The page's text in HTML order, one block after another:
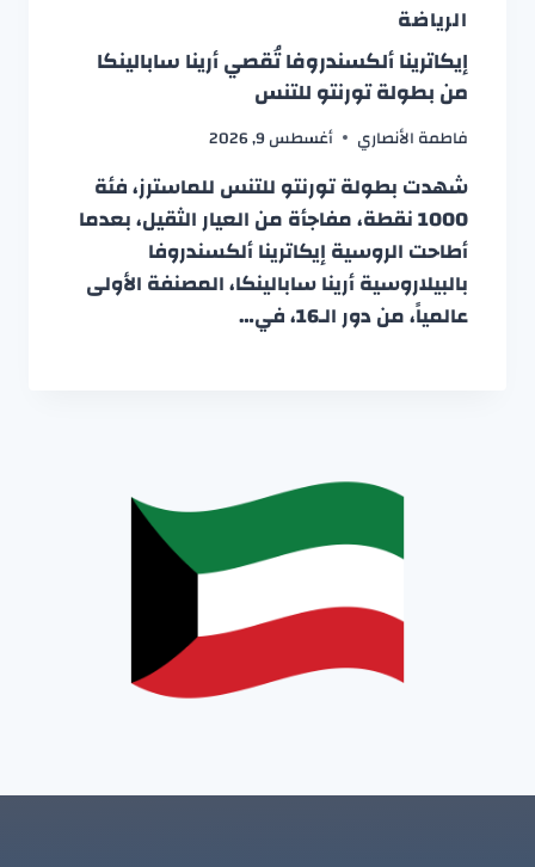
الرياضة
إيكاترينا ألكسندروفا تُقصي أرينا سابالينكا
من بطولة تورنتو للتنس
فاطمة الأنصاري أغسطس 9, 2026
شهدت بطولة تورنتو للتنس للماسترز، فئة
1000 نقطة، مفاجأة من العيار الثقيل، بعدما
أطاحت الروسية إيكاترينا ألكسندروفا
بالبيلاروسية أرينا سابالينكا، المصنفة الأولى
عالمياً، من دور الـ16، في…